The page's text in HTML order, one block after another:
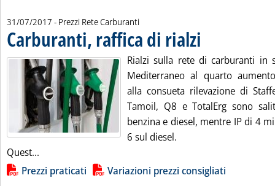
31/07/2017 - Prezzi Rete Carburanti
Carburanti, raffica di rialzi
. Pubblicata lunedì 31 luglio 2017 alle 10.3.Rialzi sulla rete di carburanti in
Mediterraneo al quarto
alla consueta rilevazione di
Tamoil, Q8 e TotalErg sono
benzina e diesel, mentre IP di 4
6 sul diesel.
Quest...
Lista allegati PDF alla notizia
Prezzi praticati Variazioni prezzi consigliati